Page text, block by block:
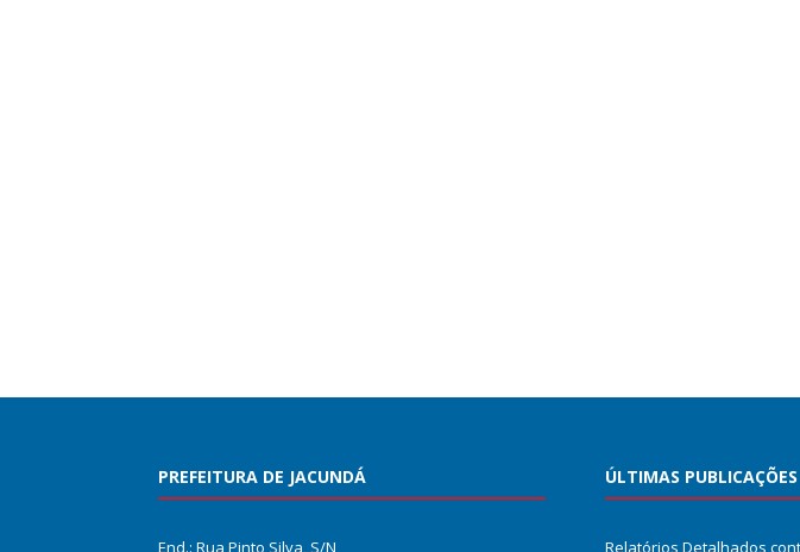
PREFEITURA DE JACUNDÁ
End.: Rua Pinto Silva, S/N
ÚLTIMAS PUBLICAÇÕES
Relatórios Detalhados